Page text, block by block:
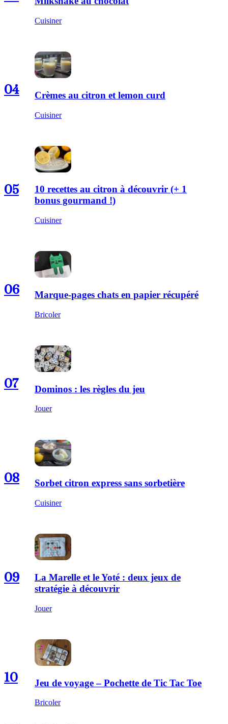
Cuisiner
04 Crèmes au citron et lemon curd
Cuisiner
05
10 recettes au citron à découvrir (+ 1
bonus gourmand !)
Cuisiner
06 Marque-pages chats en papier récupéré
Bricoler
07 Dominos : les règles du jeu
Jouer
08 Sorbet citron express sans sorbetière
Cuisiner
09
La Marelle et le Yoté : deux jeux de
stratégie à découvrir
Jouer
10 Jeu de voyage – Pochette de Tic Tac Toe
Bricoler